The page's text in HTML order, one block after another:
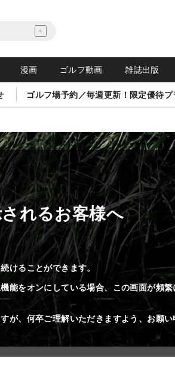
漫画 ゴルフ動画 雑誌出版
ゴルフ場予約／毎週更新！限定優待プ
れるお客様へ
けることができます。
能をオンにしている場合、この画面が頻繁
が、何卒ご理解いただきますよう、お願い